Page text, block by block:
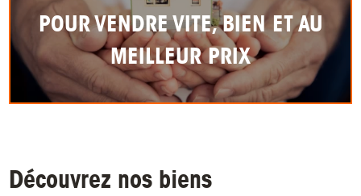
POUR VENDRE VITE, BIEN ET AU
MEILLEUR PRIX
Découvrez nos biens